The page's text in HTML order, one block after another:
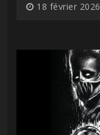
18 février 2026